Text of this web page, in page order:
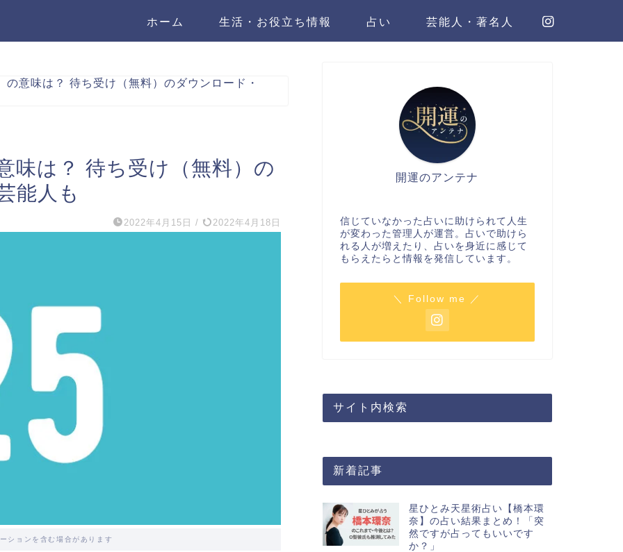
ホーム 生活・お役立ち情報 占い 芸能人・著名人
の意味は？ 待ち受け（無料）のダウンロード・
味は？ 待ち受け（無料）の
能人も
2022年4月15日 / 2022年4月18日
ションを含む場合があります
開運のアンテナ
信じていなかった占いに助けられて人生
が変わった管理人が運営。占いで助けら
れる人が増えたり、占いを身近に感じて
もらえたらと情報を発信しています。
＼ Follow me ／
サイト内検索
新着記事
星ひとみ天星術占い【橋本環
奈】の占い結果まとめ！「突
然ですが占ってもいいです
か？」